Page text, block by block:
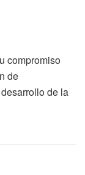
compromiso
de
de la